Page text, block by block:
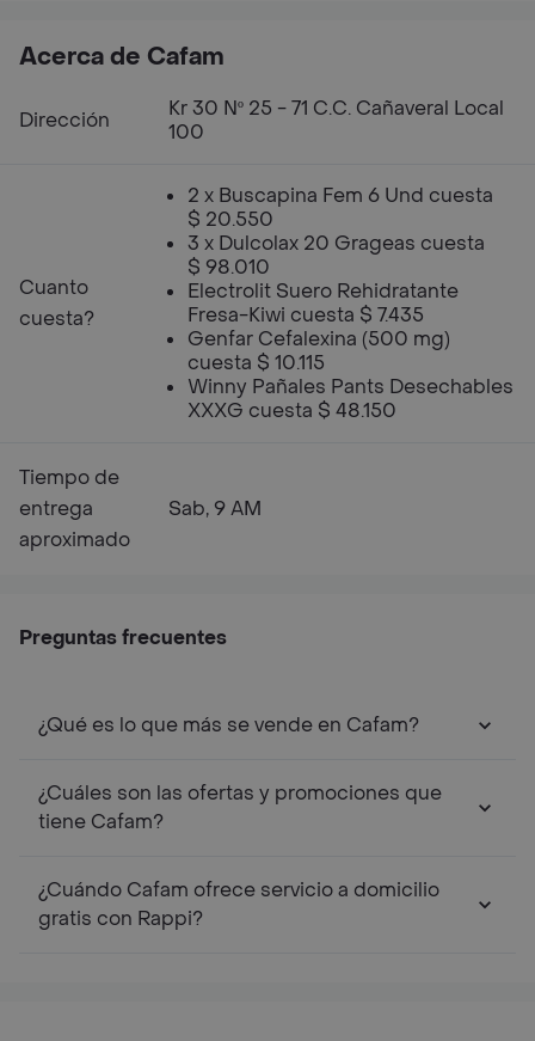
Acerca de Cafam
Dirección
Kr 30 Nº 25 - 71 C.C. Cañaveral Local
100
Cuanto
cuesta?
2 x Buscapina Fem 6 Und cuesta
$ 20.550
3 x Dulcolax 20 Grageas cuesta
$ 98.010
Electrolit Suero Rehidratante
Fresa-Kiwi cuesta $ 7.435
Genfar Cefalexina (500 mg)
cuesta $ 10.115
Winny Pañales Pants Desechables
XXXG cuesta $ 48.150
Tiempo de
entrega
aproximado
Sab, 9 AM
Preguntas frecuentes
¿Qué es lo que más se vende en Cafam?
¿Cuáles son las ofertas y promociones que
tiene Cafam?
¿Cuándo Cafam ofrece servicio a domicilio
gratis con Rappi?